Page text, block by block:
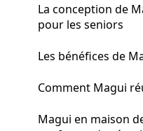
La conception de
pour les seniors
Les bénéfices de
Comment Magui
Magui en maison